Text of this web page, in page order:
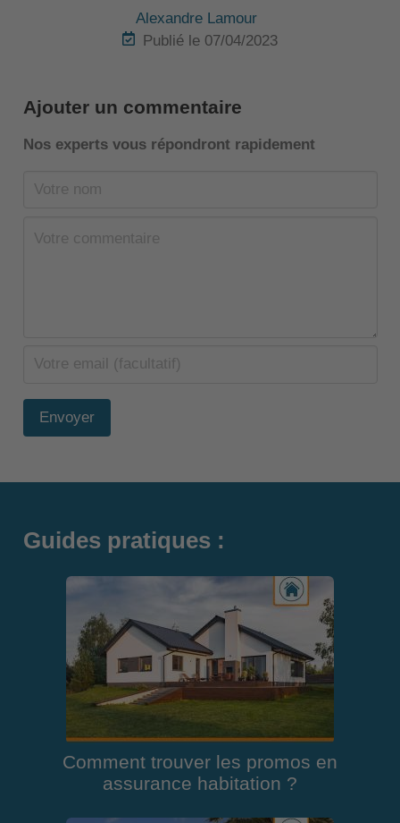
Alexandre Lamour
Publié le 07/04/2023
Ajouter un commentaire
Nos experts vous répondront rapidement
Envoyer
Guides pratiques :
Comment trouver les promos en
assurance habitation ?